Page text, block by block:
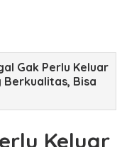
Gak Perlu Keluar
Berkualitas, Bisa
Keluar